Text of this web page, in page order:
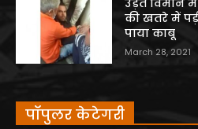
उड़ते विमान
की खतरे में
पाया काबू
March 28, 2021
पॉपुलर केटेगरी